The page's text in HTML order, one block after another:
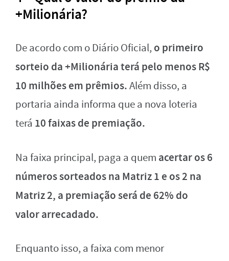
+Milionária?
De acordo com o Diário Oficial, o primeiro
sorteio da +Milionária terá pelo menos R$
10 milhões em prêmios.Além disso, a
portaria ainda informa que a nova loteria
terá 10 faixas de premiação.
Na faixa principal, paga a quem acertar os 6
números sorteados na Matriz 1 e os 2 na
Matriz 2, a premiação será de 62% do
valor arrecadado.
Enquanto isso, a faixa com menor